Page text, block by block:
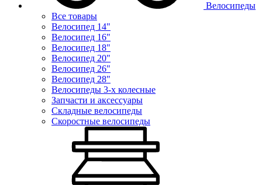
Велосипеды
Все товары
Велосипед 14"
Велосипед 16"
Велосипед 18"
Велосипед 20"
Велосипед 26"
Велосипед 28"
Велосипеды 3-х колесные
Запчасти и аксессуары
Складные велосипеды
Скоростные велосипеды